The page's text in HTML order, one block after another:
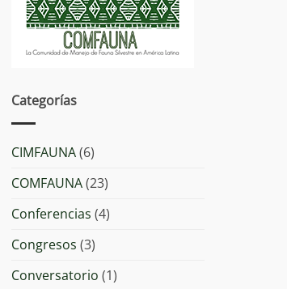
Categorías
CIMFAUNA(6)
COMFAUNA(23)
Conferencias (4)
Congresos (3)
Conversatorio (1)